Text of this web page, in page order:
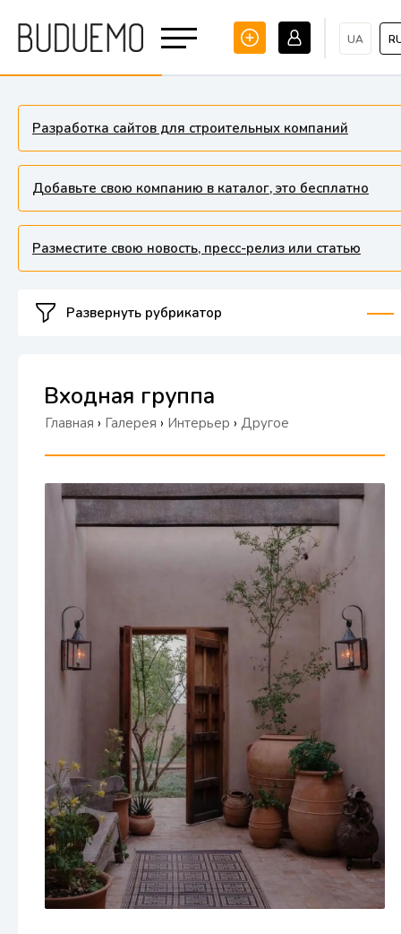
UA
Разработка сайтов для строительных компаний
Добавьте свою компанию в каталог, это бесплатно
Разместите свою новость, пресс-релиз или статью
Развернуть рубрикатор
Входная группа
Главная › Галерея › Интерьер › Другое